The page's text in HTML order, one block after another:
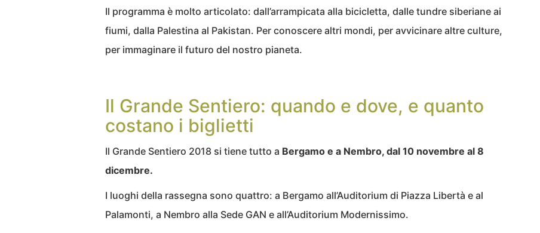
Il programma è molto articolato: dall’arrampicata alla bicicletta, dalle tundre siberiane ai
fiumi, dalla Palestina al Pakistan. Per conoscere altri mondi, per avvicinare altre culture,
per immaginare il futuro del nostro pianeta.
Il Grande Sentiero: quando e dove, e quanto
costano i biglietti
Il Grande Sentiero 2018 si tiene tutto a Bergamo e a Nembro, dal 10 novembre al 8
dicembre.
I luoghi della rassegna sono quattro: a Bergamo all’Auditorium di Piazza Libertà e al
Palamonti, a Nembro alla Sede GAN e all’Auditorium Modernissimo.